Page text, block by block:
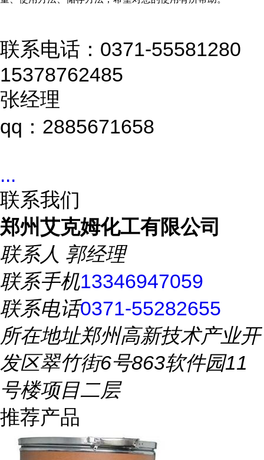
联系电话：0371-55581280
15378762485
张经理
qq：2885671658
...
联系我们
郑州艾克姆化工有限公司
联系人 郭经理
联系手机13346947059
联系电话0371-55282655
所在地址郑州高新技术产业开
发区翠竹街6号863软件园11
号楼项目二层
推荐产品